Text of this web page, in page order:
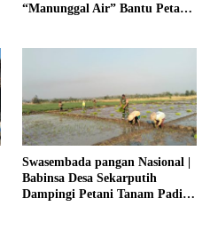
“Manunggal Air” Bantu Petani
Swasembada pangan Nasional |
Babinsa Desa Sekarputih
Dampingi Petani Tanam Padi,